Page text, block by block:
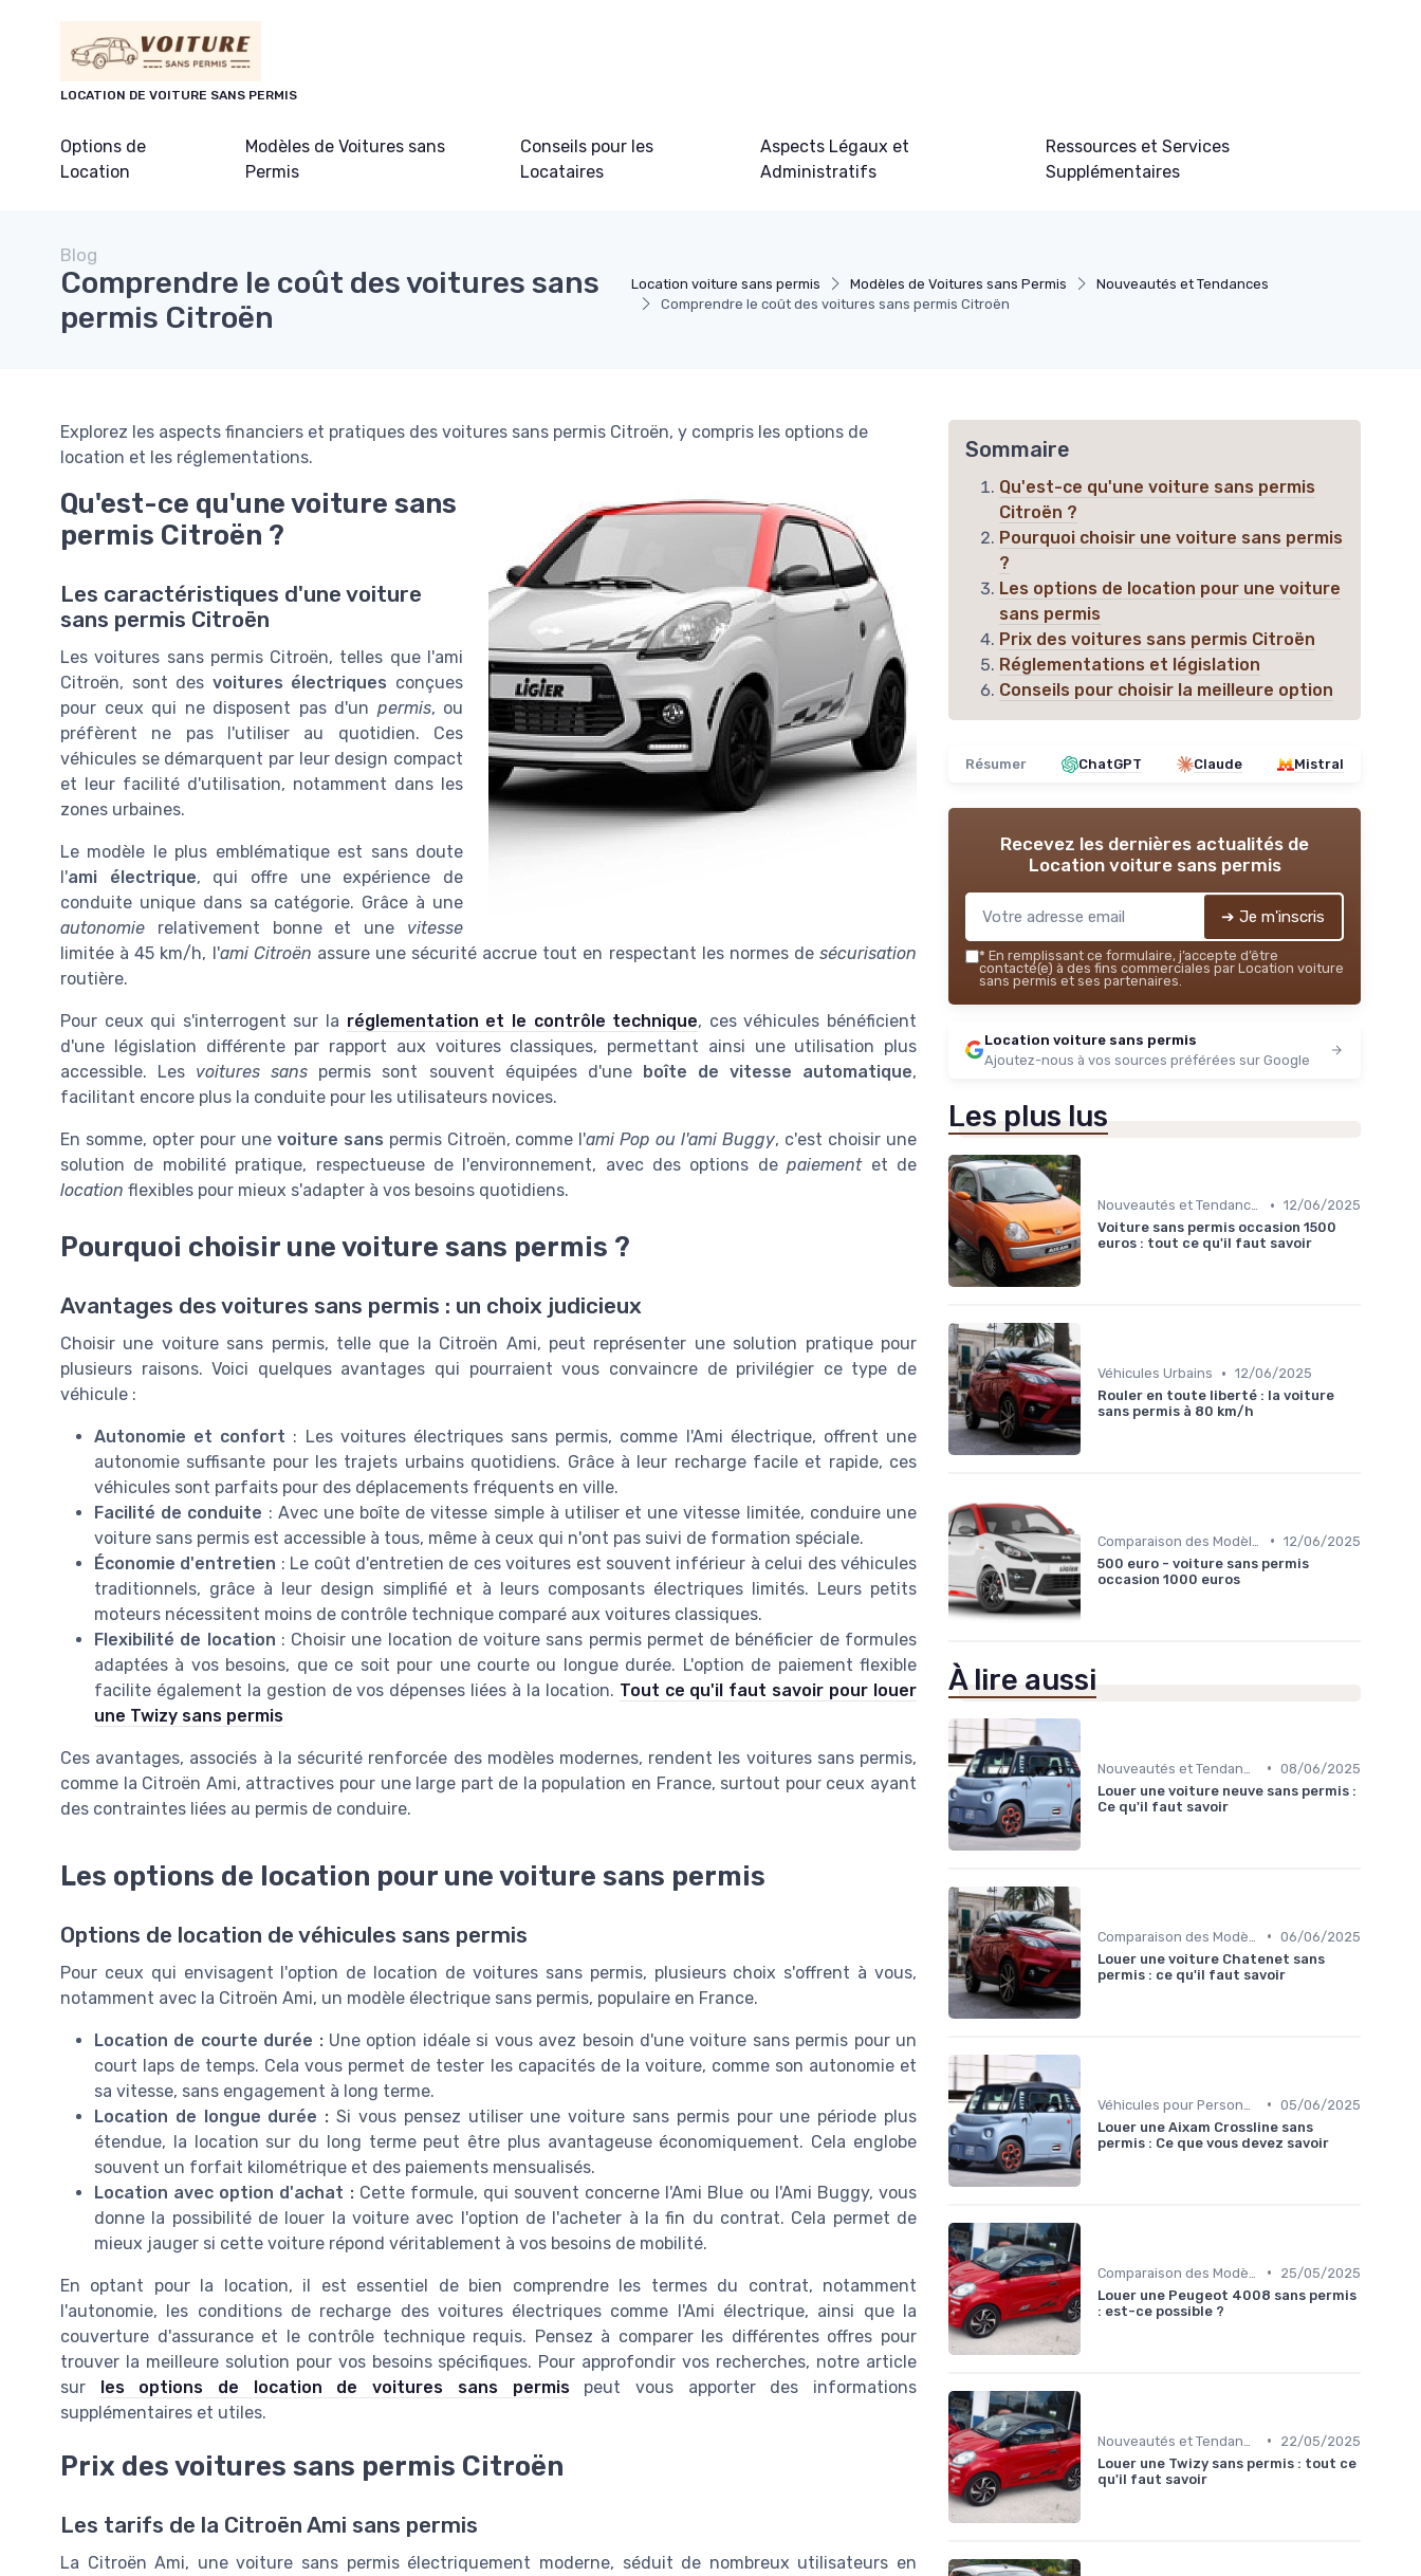
LOCATION DE VOITURE SANS PERMIS
Options de
Location
Modèles de Voitures sans
Permis
Conseils pour les
Locataires
Aspects Légaux et
Administratifs
Ressources et Services
Supplémentaires
Location voiture sans permis Modèles de Voitures sans Permis
Nouveautés et Tendances
Comprendre le coût des voitures sans permis Citroën
Blog
Comprendre le coût des voitures sans
permis Citroën
Explorez les aspects financiers et pratiques des voitures sans permis Citroën, y compris les options de
location et les réglementations.
Qu'est-ce qu'une voiture sans
permis Citroën ?
Les caractéristiques d'une voiture
sans permis Citroën
Les voitures sans permis Citroën, telles que l'ami
Citroën, sont des voitures électriques conçues
pour ceux qui ne disposent pas d'un permis, ou
préfèrent ne pas l'utiliser au quotidien. Ces
véhicules se démarquent par leur design compact
et leur facilité d'utilisation, notamment dans les
zones urbaines.
Le modèle le plus emblématique est sans doute
l'ami électrique, qui offre une expérience de
conduite unique dans sa catégorie. Grâce à une
autonomie relativement bonne et une vitesse
limitée à 45 km/h, l'ami Citroën assure une sécurité accrue tout en respectant les normes de sécurisation
routière.
Pour ceux qui s'interrogent sur la réglementation et le contrôle technique, ces véhicules bénéficient
d'une législation différente par rapport aux voitures classiques, permettant ainsi une utilisation plus
accessible. Les voitures sans permis sont souvent équipées d'une boîte de vitesse automatique,
facilitant encore plus la conduite pour les utilisateurs novices.
En somme, opter pour une voiture sans permis Citroën, comme l'ami Pop ou l'ami Buggy, c'est choisir une
solution de mobilité pratique, respectueuse de l'environnement, avec des options depaiementet de
location flexibles pour mieux s'adapter à vos besoins quotidiens.
Pourquoi choisir une voiture sans permis ?
Avantages des voitures sans permis : un choix judicieux
Choisir une voiture sans permis, telle que la Citroën Ami, peut représenter une solution pratique pour
plusieurs raisons. Voici quelques avantages qui pourraient vous convaincre de privilégier ce type de
véhicule :
Autonomie et confort : Les voitures électriques sans permis, comme l'Ami électrique, offrent une
autonomie suffisante pour les trajets urbains quotidiens. Grâce à leur recharge facile et rapide, ces
véhicules sont parfaits pour des déplacements fréquents en ville.
Facilité de conduite : Avec une boîte de vitesse simple à utiliser et une vitesse limitée, conduire une
voiture sans permis est accessible à tous, même à ceux qui n'ont pas suivi de formation spéciale.
Économie d'entretien : Le coût d'entretien de ces voitures est souvent inférieur à celui des véhicules
traditionnels, grâce à leur design simplifié et à leurs composants électriques limités. Leurs petits
moteurs nécessitent moins de contrôle technique comparé aux voitures classiques.
Flexibilité de location : Choisir une location de voiture sans permis permet de bénéficier de formules
adaptées à vos besoins, que ce soit pour une courte ou longue durée. L'option de paiement flexible
facilite également la gestion de vos dépenses liées à la location. Tout ce qu'il faut savoir pour louer
une Twizy sans permis
Ces avantages, associés à la sécurité renforcée des modèles modernes, rendent les voitures sans permis,
comme la Citroën Ami, attractives pour une large part de la population en France, surtout pour ceux ayant
des contraintes liées au permis de conduire.
Les options de location pour une voiture sans permis
Options de location de véhicules sans permis
Pour ceux qui envisagent l'option de location de voitures sans permis, plusieurs choix s'offrent à vous,
notamment avec la Citroën Ami, un modèle électrique sans permis, populaire en France.
Location de courte durée :Une option idéale si vous avez besoin d'une voiture sans permis pour un
court laps de temps. Cela vous permet de tester les capacités de la voiture, comme son autonomie et
sa vitesse, sans engagement à long terme.
Location de longue durée : Si vous pensez utiliser une voiture sans permis pour une période plus
étendue, la location sur du long terme peut être plus avantageuse économiquement. Cela englobe
souvent un forfait kilométrique et des paiements mensualisés.
Location avec option d'achat :Cette formule, qui souvent concerne l'Ami Blue ou l'Ami Buggy, vous
donne la possibilité de louer la voiture avec l'option de l'acheter à la fin du contrat. Cela permet de
mieux jauger si cette voiture répond véritablement à vos besoins de mobilité.
En optant pour la location, il est essentiel de bien comprendre les termes du contrat, notamment
l'autonomie, les conditions de recharge des voitures électriques comme l'Ami électrique, ainsi que la
couverture d'assurance et le contrôle technique requis. Pensez à comparer les différentes offres pour
trouver la meilleure solution pour vos besoins spécifiques. Pour approfondir vos recherches, notre article
sur
les options de location de voitures sans permispeut vous apporter des informations
supplémentaires et utiles.
Prix des voitures sans permis Citroën
Les tarifs de la Citroën Ami sans permis
La Citroën Ami, une voiture sans permis électriquement moderne, séduit de nombreux utilisateurs en
Sommaire
Qu'est-ce qu'une voiture sans permis
Citroën ?
Pourquoi choisir une voiture sans permis
?
Les options de location pour une voiture
sans permis
Prix des voitures sans permis Citroën
Réglementations et législation
Conseils pour choisir la meilleure option
Résumer ChatGPT Claude Mistral
Recevez les dernières actualités de
Location voiture sans permis
➔ Je m'inscris
* En remplissant ce formulaire, j’accepte d’être
contacté(e) à des fins commerciales par Location voiture
sans permis et ses partenaires.
Location voiture sans permis
Ajoutez-nous à vos sources préférées sur Google
Les plus lus
Nouveautés et Tendances • 12/06/2025
Voiture sans permis occasion 1500
euros : tout ce qu'il faut savoir
Véhicules Urbains • 12/06/2025
Rouler en toute liberté : la voiture
sans permis à 80 km/h
• 12/06/2025
500 euro - voiture sans permis
occasion 1000 euros
À lire aussi
• 08/06/2025
Louer une voiture neuve sans permis :
Ce qu'il faut savoir
• 06/06/2025
Louer une voiture Chatenet sans
permis : ce qu'il faut savoir
• 05/06/2025
Louer une Aixam Crossline sans
permis : Ce que vous devez savoir
•
25/05/2025
Louer une Peugeot 4008 sans permis
: est-ce possible ?
•
22/05/2025
Louer une Twizy sans permis : tout ce
qu'il faut savoir